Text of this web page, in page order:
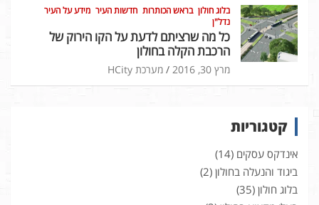
בלוג חולון בראש הכותרות חדשות העיר מידע על העיר
נדל"ן
כל מה שרציתם לדעת על הקו הירוק של
הרכבת הקלה בחולון
מרץ 30, 2016 מערכת HCity
קטגוריות
אינדקס עסקים (14)
ביגוד והנעלה בחולון (2)
בלוג חולון (35)